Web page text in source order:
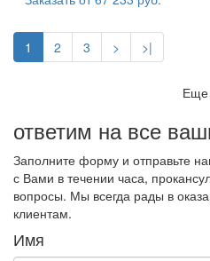
1 2 3 > >|
Еще
ответим на все
Заполните форму и отправьте
с Вами в течении часа,
вопросы. Мы всегда рады в
клиентам.
Имя